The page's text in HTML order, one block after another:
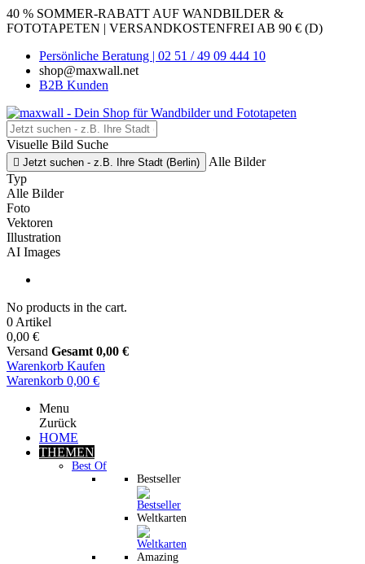
40 % SOMMER-RABATT AUF WANDBILDER &
FOTOTAPETEN | VERSANDKOSTENFREI AB 90 € (D)
Persönliche Beratung | 02 51 / 49 09 444 10
shop@maxwall.net
B2B Kunden
Visuelle Bild Suche
 Jetzt suchen - z.B. Ihre Stadt (Berlin)
Alle Bilder
Typ
Alle Bilder
Foto
Vektoren
Illustration
AI Images
No products in the cart.
0 Artikel
0,00 €
Versand Gesamt 0,00 €
Warenkorb Kaufen
Warenkorb 0,00 €
Menu
Zurück
HOME
THEMEN
Best Of
Bestseller
Weltkarten
Amazing